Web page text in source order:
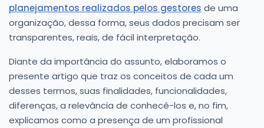
planejamentos realizados pelos gestores de uma
organização, dessa forma, seus dados precisam ser
transparentes, reais, de fácil interpretação.
Diante da importância do assunto, elaboramos o
presente artigo que traz os conceitos de cada um
desses termos, suas finalidades, funcionalidades,
diferenças, a relevância de conhecê-los e, no fim,
explicamos como a presença de um profissional